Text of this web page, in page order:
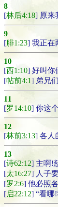
8
[林后4:18] 原来
9
[腓1:23] 我正在
10
[西1:10] 好叫你
[帖前4:1] 弟兄
11
[罗14:10] 你这
12
[林前3:13] 各人
13
[诗62:12] 主啊!
[太16:27] 人子
[罗2:6] 他必照
[启22:12] “看哪